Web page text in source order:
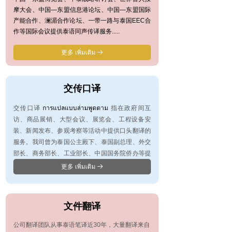
文件翻译
公司翻译团队从事泰语笔译近30年，大量翻译来自
更多 เพิ่มเติม 뀠
摩大会、中国—东盟信息港论坛、中国—东盟国际
产能合作、澜湄合作论坛、一带一路与泰国EEC合
作等国际会议提供泰语同声传译服务.....
交传口译
交传口译 การแปลแบบล่ามพูดตาม 指在政府间互
访、商品展销、大型会议、展览会、工程设备安
装、新闻发布、参观考察等活动中提供口头翻译的
服务。我司曾为泰国公主殿下、泰国副总理、外交
部长、商务部长、工业部长、中国国务院侨办等提
更多 เพิ่มเติม 뀠